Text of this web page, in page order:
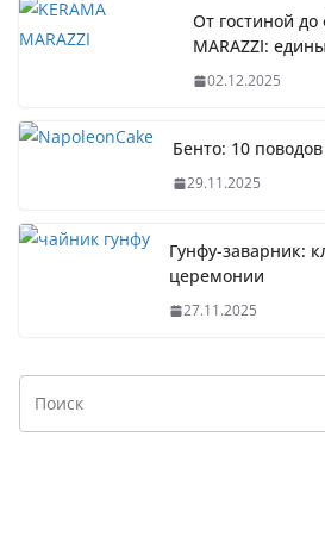
От гостиной до
MARAZZI:
02.12.2025
Бенто: 10
29.11.2025
Гунфу-заварник:
церемонии
27.11.2025